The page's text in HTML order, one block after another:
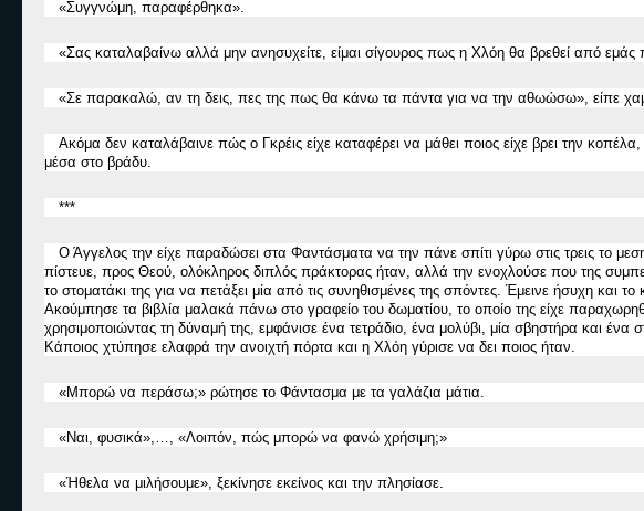
«Συγγνώμη, παραφέρθηκα».
«Σας καταλαβαίνω αλλά μην ανησυχείτε, είμαι σίγουρος πως η Χλόη θα βρεθεί από εμάς
«Σε παρακαλώ, αν τη δεις, πες της πως θα κάνω τα πάντα για να την αθωώσω», είπε
Ακόμα δεν καταλάβαινε πώς ο Γκρέις είχε καταφέρει να μάθει ποιος είχε βρει την
μέσα στο βράδυ.
***
Ο Άγγελος την είχε παραδώσει στα Φαντάσματα να την πάνε σπίτι γύρω στις τρεις το
πίστευε, προς Θεού, ολόκληρος διπλός πράκτορας ήταν, αλλά την ενοχλούσε που της
το στοματάκι της για να πετάξει μία από τις συνηθισμένες της σπόντες. Έμεινε ήσυχη και
Ακούμπησε τα βιβλία μαλακά πάνω στο γραφείο του δωματίου, το οποίο της είχε
χρησιμοποιώντας τη δύναμή της, εμφάνισε ένα τετράδιο, ένα μολύβι, μία σβηστήρα και ένα
Κάποιος χτύπησε ελαφρά την ανοιχτή πόρτα και η Χλόη γύρισε να δει ποιος ήταν.
«Μπορώ να περάσω;» ρώτησε το Φάντασμα με τα γαλάζια μάτια.
«Ναι, φυσικά»,…, «Λοιπόν, πώς μπορώ να φανώ χρήσιμη;»
«Ήθελα να μιλήσουμε», ξεκίνησε εκείνος και την πλησίασε.